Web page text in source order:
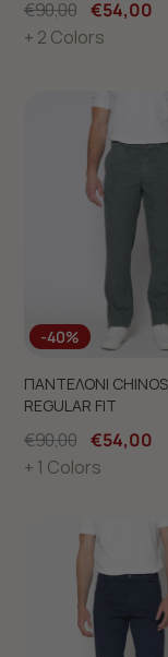
€90,00 €54,00
+ 2 Colors
-40%
ΠΑΝΤΕΛΟΝΙ
REGULAR FIT
€90,00 €54,00
+ 1 Colors